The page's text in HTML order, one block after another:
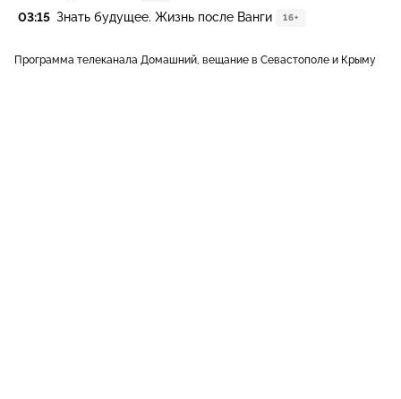
03:15 Знать будущее. Жизнь после Ванги 16+
Программа телеканала Домашний, вещание в Севастополе и Крыму